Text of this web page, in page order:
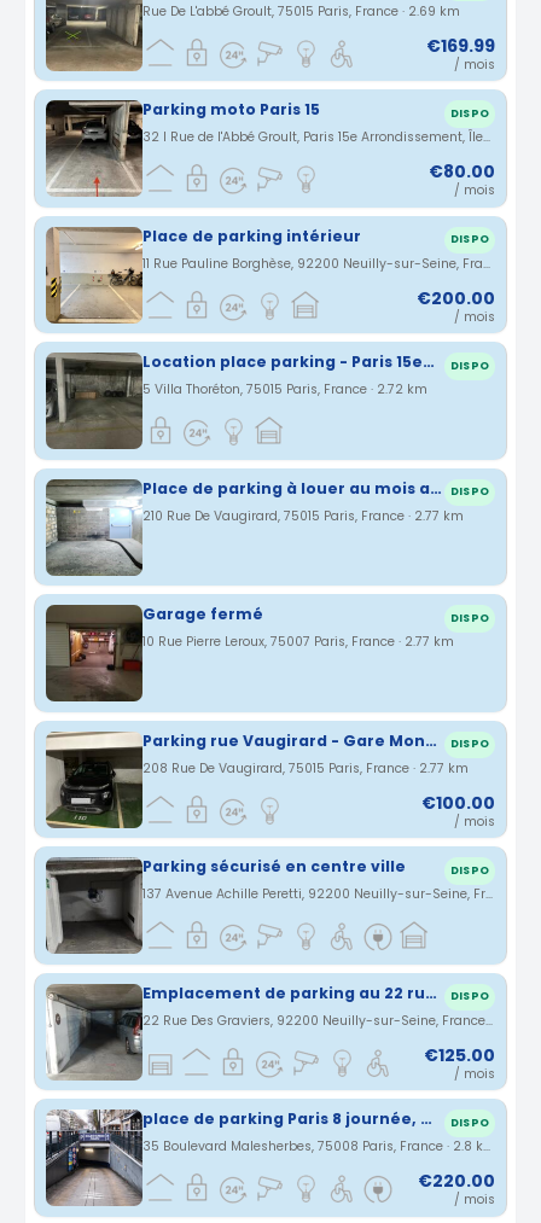
Rue De L'abbé Groult, 75015 Paris, France · 2.69 km
€169.99
/ mois
Parking moto Paris 15 DISPO
32 l Rue de l'Abbé Groult, Paris 15e Arrondissement, Île-de-France, France · 2.69 km
€80.00
/ mois
Place de parking intérieur DISPO
11 Rue Pauline Borghèse, 92200 Neuilly-sur-Seine, France · 2.7 km
€200.00
/ mois
Location place parking - Paris 15eme DISPO
5 Villa Thoréton, 75015 Paris, France · 2.72 km
Place de parking à louer au mois au 210 rue de Vaugirard, 75015 Paris DISPO
210 Rue De Vaugirard, 75015 Paris, France · 2.77 km
Garage fermé DISPO
10 Rue Pierre Leroux, 75007 Paris, France · 2.77 km
Parking rue Vaugirard - Gare Montparnasse DISPO
208 Rue De Vaugirard, 75015 Paris, France · 2.77 km
€100.00
/ mois
Parking sécurisé en centre ville DISPO
137 Avenue Achille Peretti, 92200 Neuilly-sur-Seine, France · 2.78 km
Emplacement de parking au 22 rue des graviers 92200 Neuilly sur Seine DISPO
22 Rue Des Graviers, 92200 Neuilly-sur-Seine, France · 2.78 km
€125.00
/ mois
place de parking Paris 8 journée, weekend ou semaine DISPO
35 Boulevard Malesherbes, 75008 Paris, France · 2.8 km
€220.00
/ mois